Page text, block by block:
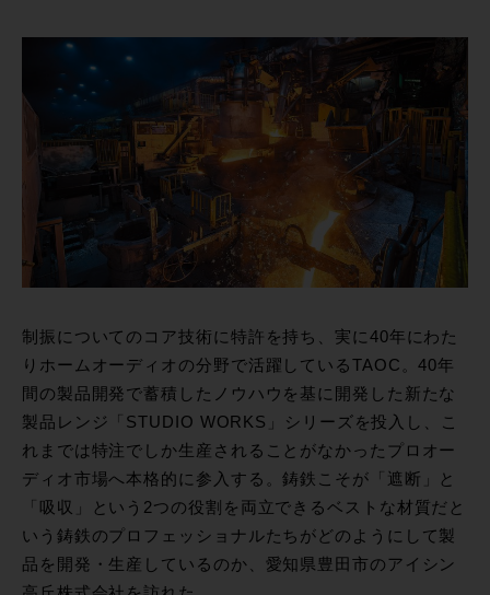
制振についてのコア技術に特許を持ち、実に40年にわた
りホームオーディオの分野で活躍しているTAOC。40年
間の製品開発で蓄積したノウハウを基に開発した新たな
製品レンジ「STUDIO WORKS」シリーズを投入し、こ
れまでは特注でしか生産されることがなかったプロオー
ディオ市場へ本格的に参入する。鋳鉄こそが「遮断」と
「吸収」という2つの役割を両立できるベストな材質だと
いう鋳鉄のプロフェッショナルたちがどのようにして製
品を開発・生産しているのか、愛知県豊田市のアイシン